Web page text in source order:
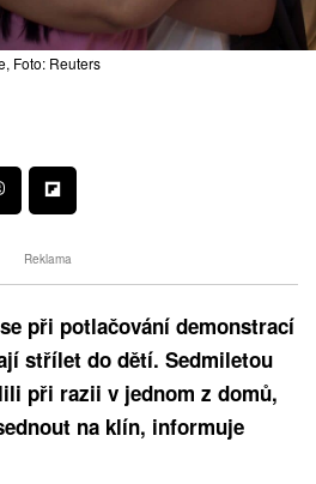
Foto: Reuters
Reklama
při potlačování demonstrací
střílet do dětí. Sedmiletou
při razii v jednom z domů,
na klín, informuje